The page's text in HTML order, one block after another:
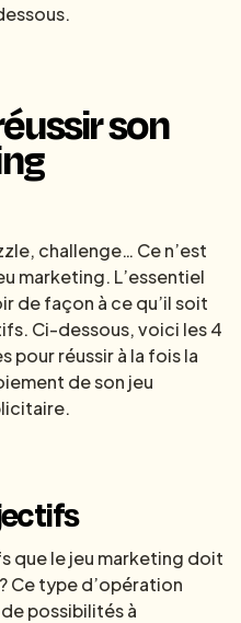
son
challenge… Ce n’est
marketing. L’essentiel
de façon à ce qu’il soit
Ci-dessous, voici les 4
pour réussir à la fois la
de son jeu
que le jeu marketing doit
Ce type d’opération
possibilités à